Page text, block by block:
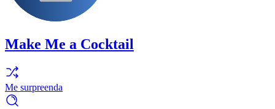
Make Me a Cocktail
Me surpreenda